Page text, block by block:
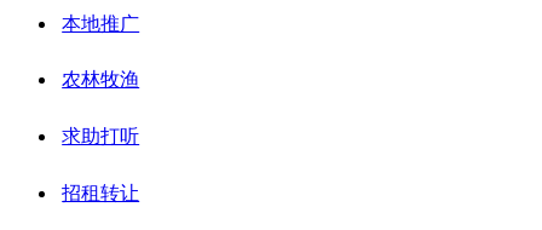
本地推广
农林牧渔
求助打听
招租转让